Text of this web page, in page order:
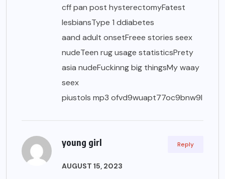
cff pan post hysterectomyFatest
lesbiansType 1 ddiabetes
aand adult onsetFreee stories seex
nudeTeen rug usage statisticsPrety
asia nudeFuckinng big thingsMy waay
seex
piustols mp3 ofvd9wuapt77oc9bnw9l
young girl
AUGUST 15, 2023
Reply